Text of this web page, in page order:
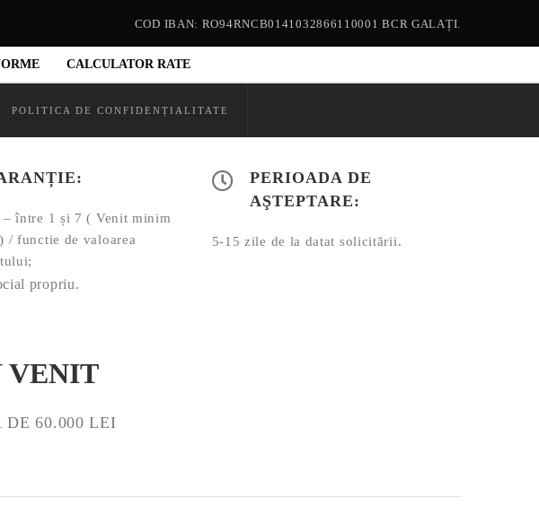
COD IBAN: RO94RNCB0141032866110001 BCR GALAȚI.
CALCULATOR RATE
POLITICA DE CONFIDENȚIALITATE
– între 1 și 7 ( Venit minim
/ functie de valoarea
propriu.
PERIOADA DE
AŞTEPTARE:
5-15 zile de la datat solicitării.
VENIT
60.000 LEI